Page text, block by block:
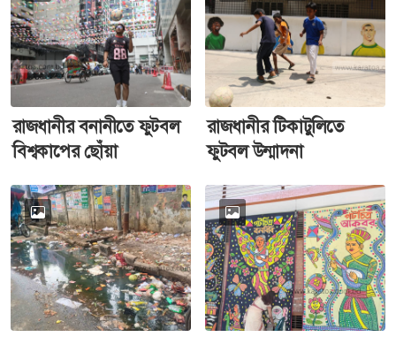
রাজধানীর বনানীতে ফুটবল
বিশ্বকাপের ছোঁয়া
রাজধানীর টিকাটুলিতে
ফুটবল উন্মাদনা